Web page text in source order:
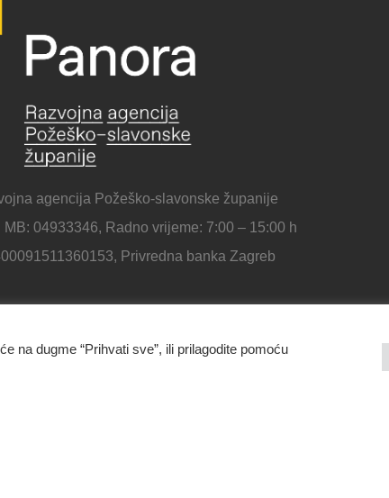
agencija Požeško-slavonske županije
04933346, Radno vrijeme: 7:00 – 15:00 h
Privredna banka Zagreb
1B, 34000 Požega
Izjava o
na dugme “Prihvati sve”, ili prilagodite pomoću